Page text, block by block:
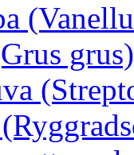
grus)